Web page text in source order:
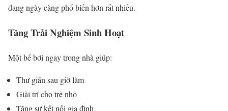
đang ngày càng phổ biến hơn rất nhiều.
Tăng Trải Nghiệm Sinh Hoạt
Một bể bơi ngay trong nhà giúp:
Thư giãn sau giờ làm
Giải trí cho trẻ nhỏ
Tăng sự kết nối gia đình